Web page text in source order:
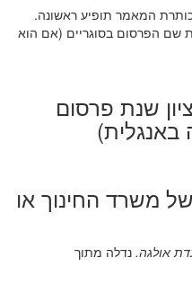
המאמר תופיע ראשונה.
שם הפרסום בסוגריים (אם הוא
שנת פרסום
באנגלית)
משרד החינוך או
אולגה. נדלה מתוך